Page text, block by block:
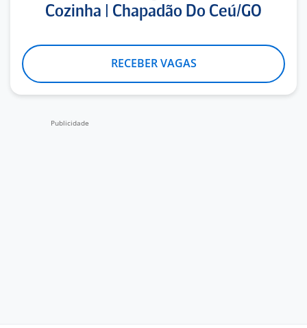
Cozinha | Chapadão Do Ceú/GO
RECEBER VAGAS